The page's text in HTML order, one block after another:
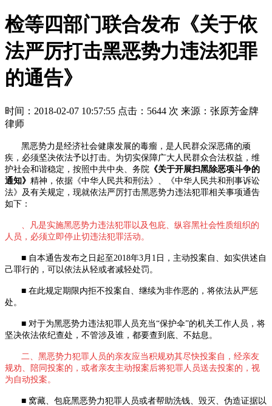
检等四部门联合发布《关于依
法严厉打击黑恶势力违法犯罪
的通告》
时间：2018-02-07 10:57:55 点击：5644 次 来源：张原芳金牌
律师
黑恶势力是经济社会健康发展的毒瘤，是人民群众深恶痛的顽
疾，必须坚决依法予以打击。为切实保障广大人民群众合法权益，维
护社会和谐稳定，按照中共中央、务院 《关于开展扫黑除恶项斗争的
通知》 精神，依据《中华人民共和刑法》、《中华人民共和刑事诉讼
法》及有关规定，现就依法严厉打击黑恶势力违法犯罪相关事项通告
如下：
、凡是实施黑恶势力违法犯罪以及包庇、纵容黑社会性质组织的
人员，必须立即停止切违法犯罪活动。
■ 自本通告发布之日起至 2018年3月 1 日，主动投案自、如实供述自
己罪行的，可以依法从轻或者减轻处罚。
■ 在此规定期限内拒不投案自、继续为非作恶的，将依法从严惩
处。
■ 对于为黑恶势力违法犯罪人员充当“保护伞”的机关工作人员，将
坚决依法依纪查处，不管涉及谁，都要查到底、不姑息。
二、黑恶势力犯罪人员的亲友应当积规劝其尽快投案自，经亲友
规劝、陪同投案的，或者亲友主动报案后将犯罪人员送去投案的，视
为自动投案。
■ 窝藏、包庇黑恶势力犯罪人员或者帮助洗钱、毁灭、伪造证据以